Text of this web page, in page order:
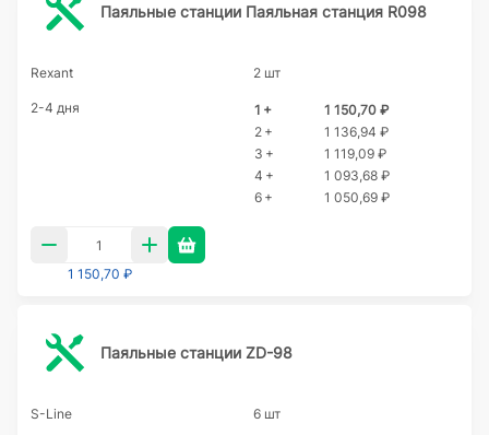
Паяльные станции Паяльная станция R098
Rexant 2 шт
2-4 дня 1 +
1 150,70 ₽
2 +
1 136,94 ₽
3 +
1 119,09 ₽
4 +
1 093,68 ₽
6 +
1 050,69 ₽
1 150,70 ₽
Паяльные станции ZD-98
S-Line 6 шт